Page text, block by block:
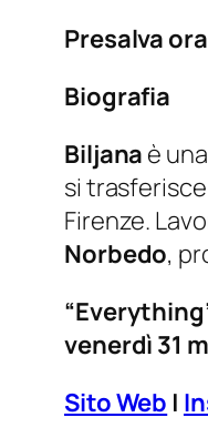
Presalva
Biografia
Biljana è
si
Firenze.
Norbedo,
venerdì 31
Sito Web |